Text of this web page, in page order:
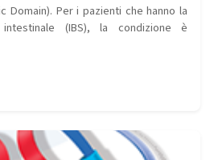
Domain). Per i pazienti che hanno la
intestinale (IBS), la condizione è